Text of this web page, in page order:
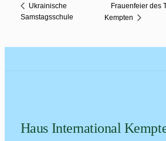
Ukrainische
Samstagsschule
Frauenfeier des
Kempten
Haus International